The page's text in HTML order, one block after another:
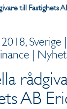
till Fastighets
|
AB